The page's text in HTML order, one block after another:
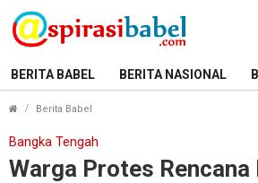
BERITA BABEL BERITA NASIONAL
Berita Babel
Bangka Tengah
Warga Protes